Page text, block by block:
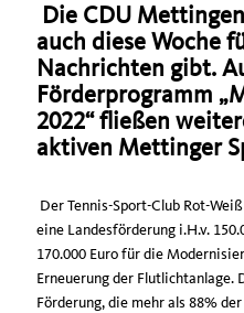
Die CDU
auch diese Woche
Nachrichten gibt.
Förderprogramm
2022“ fließen
aktiven Mettinger
Der Tennis-Sport-Club Rot-
eine Landesförderung i.H.v.
170.000 Euro für die
Erneuerung der Flutlichtanlage.
Förderung, die mehr als 88%